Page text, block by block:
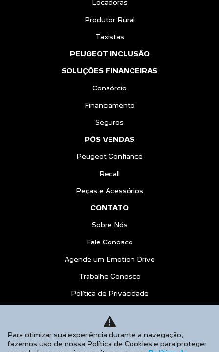
Locadoras
Produtor Rural
Taxistas
PEUGEOT INCLUSÃO
SOLUÇÕES FINANCEIRAS
Consórcio
Financiamento
Seguros
PÓS VENDAS
Peugeot Confiance
Recall
Peças e Acessórios
CONTATO
Sobre Nós
Fale Conosco
Agende um Emotion Drive
Trabalhe Conosco
Política de Privacidade
AGENDE UM TEST DRIVE
Para otimizar sua experiência durante a navegação,
fazemos uso de nossa Política de Cookies e para proteger